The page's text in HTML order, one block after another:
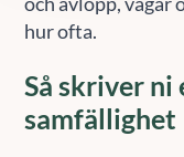
hur ofta.
Så skriver ni
samfällighet